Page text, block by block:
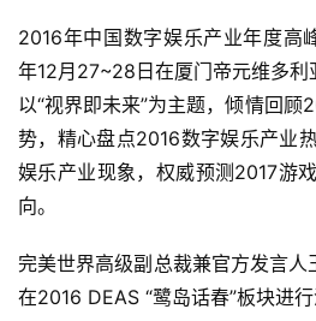
2016年中国数字娱乐产业年度高
年12月27~28日在厦门帝元维多
以“视界即未来”为主题，倾情回顾
势，精心盘点2016数字娱乐产业
娱乐产业现象，权威预测2017游
向。
完美世界高级副总裁兼官方发言
在2016 DEAS “鹭岛话春”板块进行